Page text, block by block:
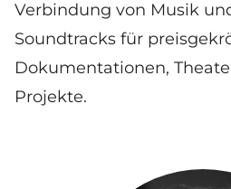
Verbindung von Musik
Soundtracks für
Dokumentationen,
Projekte.